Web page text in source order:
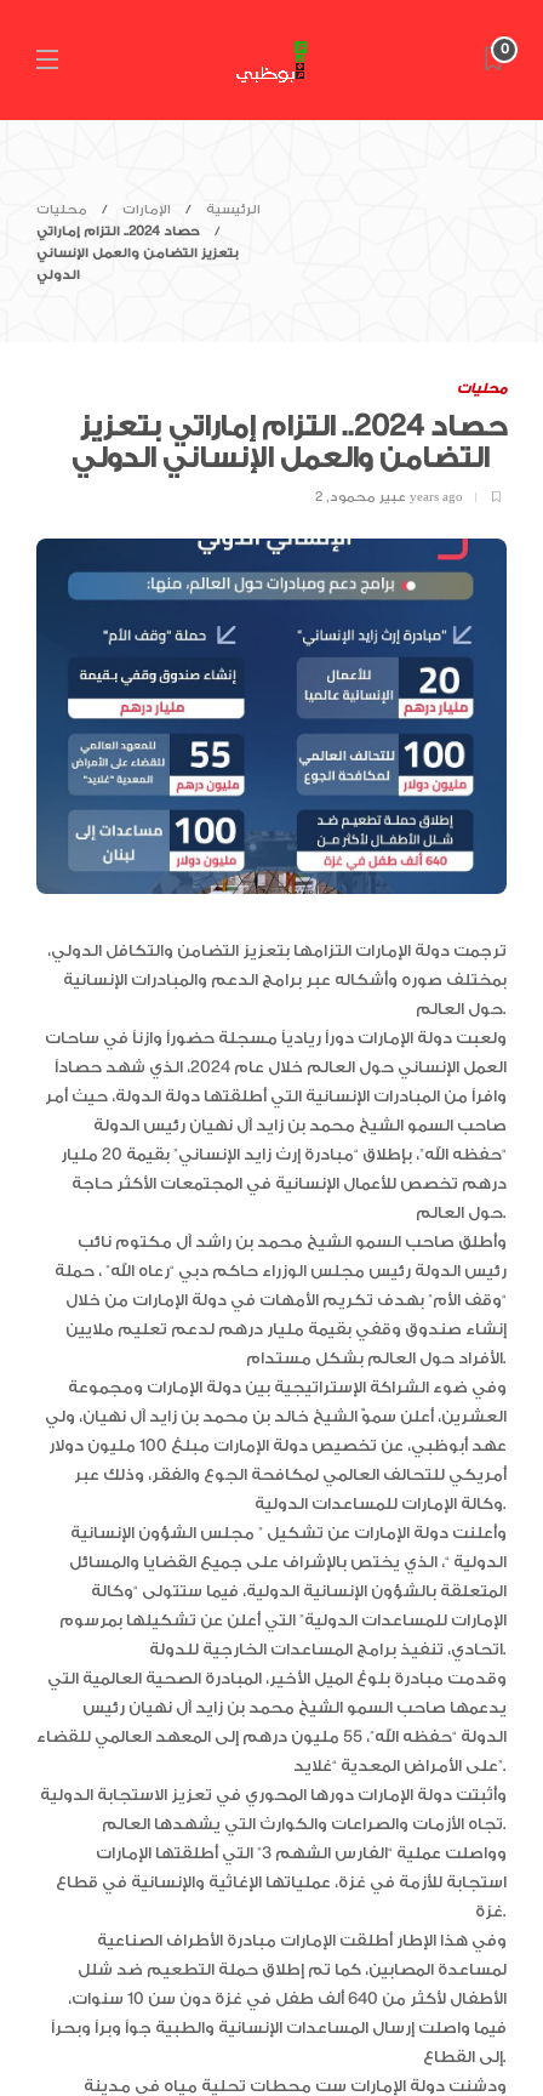
0
الرئيسية الإمارات
محليات
حصاد 2024.. التزام إماراتي
بتعزيز التضامن والعمل الإنساني
الدولي
محليات
حصاد 2024.. التزام إماراتي بتعزيز
عبير محمود, 2 years ago
ترجمت دولة الإمارات التزامها بتعزيز التضامن والتكافل الدولي،
بمختلف صوره وأشكاله عبر برامج الدعم والمبادرات الإنسانية
حول العالم.
ولعبت دولة الإمارات دوراً ريادياً مسجلة حضوراً وازناً في ساحات
العمل الإنساني حول العالم خلال عام 2024، الذي شهد حصاداً
وافراً من المبادرات الإنسانية التي أطلقتها دولة الدولة، حيث أمر
صاحب السمو الشيخ محمد بن زايد آل نهيان رئيس الدولة
“حفظه الله”، بإطلاق “مبادرة إرث زايد الإنساني” بقيمة 20 مليار
درهم تخصص للأعمال الإنسانية في المجتمعات الأكثر حاجة
حول العالم.
وأطلق صاحب السمو الشيخ محمد بن راشد آل مكتوم نائب
رئيس الدولة رئيس مجلس الوزراء حاكم دبي “رعاه الله” ، حملة
“وقف الأم” بهدف تكريم الأمهات في دولة الإمارات من خلال
إنشاء صندوق وقفي بقيمة مليار درهم لدعم تعليم ملايين
الأفراد حول العالم بشكل مستدام.
وفي ضوء الشراكة الإستراتيجية بين دولة الإمارات ومجموعة
العشرين، أعلن سموّ الشيخ خالد بن محمد بن زايد آل نهيان، ولي
عهد أبوظبي، عن تخصيص دولة الإمارات مبلغ 100 مليون دولار
أمريكي للتحالف العالمي لمكافحة الجوع والفقر، وذلك عبر
وكالة الإمارات للمساعدات الدولية.
وأعلنت دولة الإمارات عن تشكيل ” مجلس الشؤون الإنسانية
الدولية “، الذي يختص بالإشراف على جميع القضايا والمسائل
المتعلقة بالشؤون الإنسانية الدولية، فيما ستتولى “وكالة
الإمارات للمساعدات الدولية” التي أعلن عن تشكيلها بمرسوم
اتحادي، تنفيذ برامج المساعدات الخارجية للدولة.
وقدمت مبادرة بلوغ الميل الأخير، المبادرة الصحية العالمية التي
يدعمها صاحب السمو الشيخ محمد بن زايد آل نهيان رئيس
الدولة “حفظه الله”، 55 مليون درهم إلى المعهد العالمي للقضاء
على الأمراض المعدية “غلايد”.
وأثبتت دولة الإمارات دورها المحوري في تعزيز الاستجابة الدولية
تجاه الأزمات والصراعات والكوارث التي يشهدها العالم.
وواصلت عملية “الفارس الشهم 3” التي أطلقتها الإمارات
استجابة للأزمة في غزة، عملياتها الإغاثية والإنسانية في قطاع
غزة.
وفي هذا الإطار أطلقت الإمارات مبادرة الأطراف الصناعية
لمساعدة المصابين، كما تم إطلاق حملة التطعيم ضد شلل
الأطفال لأكثر من 640 ألف طفل في غزة دون سن 10 سنوات،
فيما واصلت إرسال المساعدات الإنسانية والطبية جواً وبراً وبحراً
إلى القطاع.
ودشنت دولة الإمارات ست محطات تحلية مياه في مدينة